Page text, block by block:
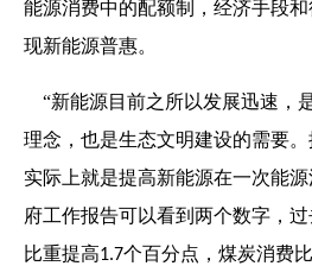
能源消费中的配额制，经济手段
现新能源普惠。
“新能源目前之所以发展迅速，
理念 ，也是生态文明建设的需要。
实际上就是提高新能源在一次能
府工作报告可以看到两个数字，
比重提高1.7个百分点，煤炭消费